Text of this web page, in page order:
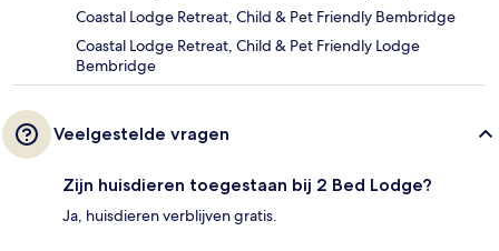
Coastal Lodge Retreat, Child & Pet Friendly Bembridge
Coastal Lodge Retreat, Child & Pet Friendly Lodge
Bembridge
Veelgestelde vragen
Zijn huisdieren toegestaan bij 2 Bed Lodge?
Ja, huisdieren verblijven gratis.